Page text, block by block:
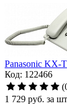
Panasonic KX-
Код: 122466
1 729 руб. за шт